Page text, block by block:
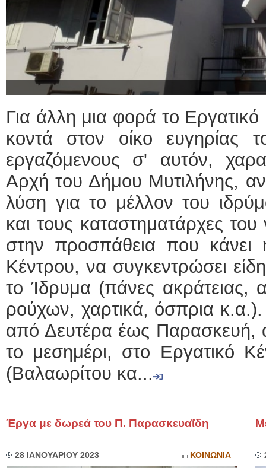
Για άλλη μια φορά το
κοντά στον οίκο ευγηρίας
εργαζόμενους σ' αυτόν,
Αρχή του Δήμου Μυτιλήνης,
λύση για το μέλλον του
και τους καταστηματάρχες
στην προσπάθεια που κάνει
Κέντρου, να συγκεντρώσει
το Ίδρυμα (πάνες ακράτειας,
ρούχων, χαρτικά, όσπρια
από Δευτέρα έως Παρασκευή,
το μεσημέρι, στο Εργατικό
(Βαλαωρίτου κα...
Έργα με δωρεά του Π. Παρασκευαΐδη
28 ΙΑΝΟΥΑΡΙΟΥ 2023 ΚΟΙΝΩΝΙΑ